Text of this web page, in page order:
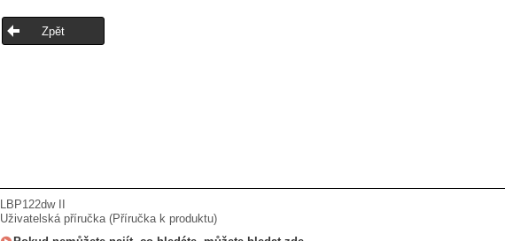
Zpět
LBP122dw II
Uživatelská příručka (Příručka k produktu)